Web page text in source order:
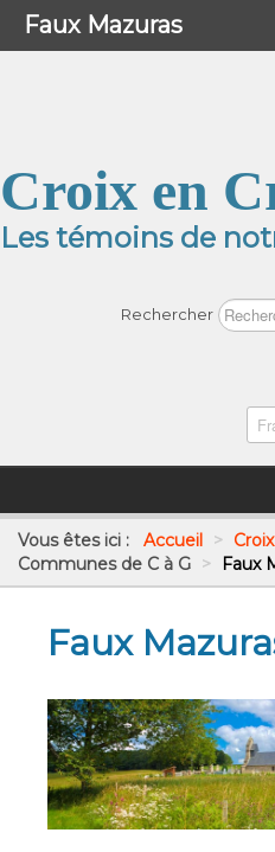
Croix en
Les témoins de
Rechercher
Vous êtes ici : Accueil >
Communes de C à G > Faux
Faux
Menu
Faux Mazuras